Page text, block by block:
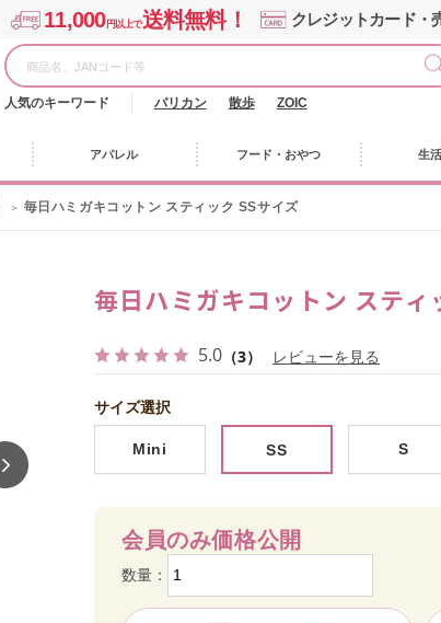
11,000円以上で送料無料！ クレジットカード・
人気のキーワード バリカン 散歩 ZOIC
アパレル フード・おやつ 生
毎日ハミガキコットン スティック SSサイズ
毎日ハミガキコットン スティ
5.0 （3） レビューを見る
サイズ選択
Mini SS S
会員のみ価格公開
数量：